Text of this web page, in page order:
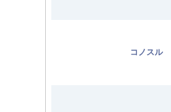
コノスル